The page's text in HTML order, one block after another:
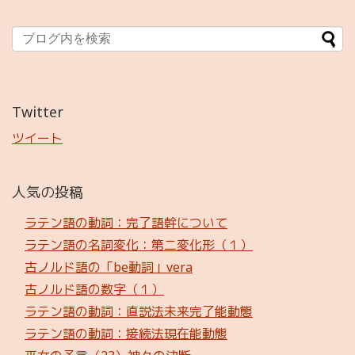
Twitter
ツイート
人気の投稿
ラテン語の動詞：完了語幹について
ラテン語の名詞変化：第二変化形（１）
古ノルド語の「be動詞」vera
古ノルド語の数字（１）
ラテン語の動詞：直説法未来完了能動態
ラテン語の動詞：接続法現在能動態